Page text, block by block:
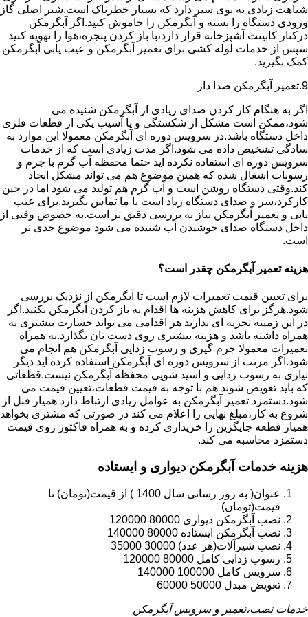
شباهت زیادی به بوی سیر دارد که بسیار خطرناک است.شیر اصلی گاز
ورودی دستگاه را بسته و آبگرمکن را خاموش کنید.اگر آبگرمکن
درکنار کابینت آشپزخانه قرار دارد،با باز کردن پنجره،هوا را تهویه کنید
سپس از خدمات لوله کشی برای تعمیر آبگرمکن و عیب یابی آبگرمکن
کمک بگیرید.
9.تعمیر آبگرمکن صدا دار
اگر به هنگام کار کردن صدای زیادی از آبگرمکن شنیده می
شود،ممکن است مشکل از شکستگی و یا آسیب یکی از قطعات فلزی
داخل دستگاه باشد.در سرویس دوره ای آبگرمکن معمولا این موارد به
سادگی تشخیص داده می شود.اگر مدت زیادی است که از خدمات
سرویس دوره ای استفاده نکرده اید حتما محفظه آب گرم با جرم و
رسوبات اشغال شده که همین موضوع هم می تواند مشکل ایجاد
کند.وقتی دستگاه روشن است و آب گرم هم تولید می شود اما در حین
کارکرد،سر و صدای دستگاه زیاد است با ما تماس بگیرید.برای عیب
یابی و تعمیر آبگرمکن نیاز به بررسی دقیق تر است.به خصوص وقتی از
داخل دستگاه صدای جوشیدن آب شنیده می شود موضوع جدی تر
است.
هزینه تعمیر آبگرمکن چقدر است؟
برای تعیین قیمت تعمیرات لازم است تا آبگرمکن از نزدیک بررسی
شود.هرگز برای کاهش هزینه ها اقدام به باز کردن آبگرمکن نکنید.اگر
در این زمینه تجربه ای ندارید هر اقدامی می تواند خسارت بیشتری به
همراه داشته باشد و هزینه بیشتری روی دست تان بگذارد.به همراه
تعمیرات معمولا جرم گیری و رسوب زدایی آبگرمکن هم انجام می
شود.اگر مرتب از سرویس دوره ای آبگرمکن استفاده کرده اید دیگر
نیازی به رسوب زدایی و اسید شویی محفظه آبگرمکن نیست.قطعاتی
که باید تعویض شوند هم با توجه به قیمت قطعات،تعیین قیمت می
شود.دستمزد تعمیر آبگرمکن به عوامل زیادی ارتباط دارد همیار قبل از
شروع به کار،مبلغ نهایی را اعلام می کند در صورتی که مشتری بخواهد
همیار قطعه جایگزین را خریداری کرده و به همراه فاکتور روی قیمت
دستمزد محاسبه می کند.
هزینه خدمات آبگرمکن دیواری و ایستاده
عنوان( به روز رسانی سال 1400 ) از قیمت(تومان) تا
قیمت(تومان)
نصب آبگرمکن دیواری 80000 120000
نصب آبگرمکن ایستاده 80000 140000
نصب شیرآلات(هر عدد) 30000 35000
رسوب زدایی کامل 80000 120000
سرویس کامل 100000 140000
تعویض مبدل 50000 60000
خدمات نصب،تعمیر و سرویس آبگرمکن